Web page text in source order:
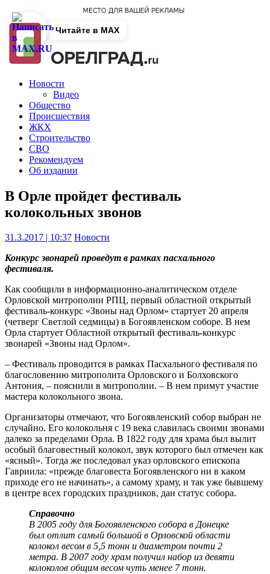
Новости
Видео
Общество
Происшествия
ЖКХ
Строительство
СВО
Рекомендуем
Об издании
В Орле пройдет фестиваль
колокольных звонов
31.3.2017 | 10:37 Новости
Конкурс звонарей проведут в рамках пасхального
фестиваля.
Как сообщили в информационно-аналитическом отделе
Орловской митрополии РПЦ, первый областной открытый
фестиваль-конкурс «Звоны над Орлом» стартует 20 апреля
(четверг Светлой седмицы) в Богоявленском соборе. В нем
Орла стартует Областной открытый фестиваль-конкурс
звонарей «Звоны над Орлом».
– Фестиваль проводится в рамках Пасхального фестиваля по
благословению митрополита Орловского и Болховского
Антония, – пояснили в митрополии. – В нем примут участие
мастера колокольного звона.
Организаторы отмечают, что Богоявленский собор выбран не
случайно. Его колокольня с 19 века славилась своими звонами
далеко за пределами Орла. В 1822 году для храма был вылит
особый благовестный колокол, звук которого был отмечен как
«ясный». Тогда же последовал указ орловского епископа
Гавриила: «прежде благовеста Богоявленского ни в каком
приходе его не начинать», а самому храму, и так уже бывшему
в центре всех городских праздников, дан статус собора.
Справочно
В 2005 году для Богоявленского собора в Донецке
был отлит самый большой в Орловской области
колокол весом в 5,5 тонн и диаметром почти 2
метра. В 2007 году храм получил набор из девяти
колоколов общим весом чуть менее 7 тонн.
Читайте в MAX